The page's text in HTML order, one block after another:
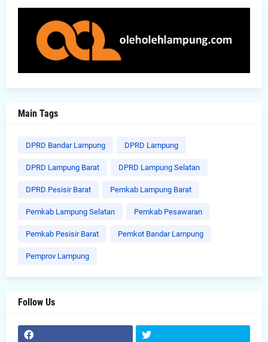
Main Tags
DPRD Bandar Lampung DPRD Lampung
DPRD Lampung Barat DPRD Lampung Selatan
DPRD Pesisir Barat Pemkab Lampung Barat
Pemkab Lampung Selatan Pemkab Pesawaran
Pemkab Pesisir Barat Pemkot Bandar Lampung
Pemprov Lampung
Follow Us